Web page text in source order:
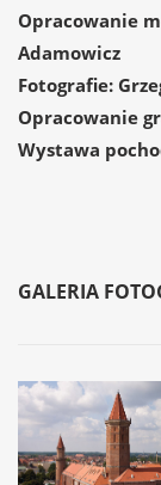
Opracowanie
Adamowicz
Fotografie:
Opracowanie
Wystawa
GALERIA